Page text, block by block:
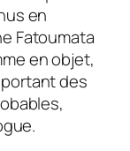
en
Fatoumata
en objet,
des